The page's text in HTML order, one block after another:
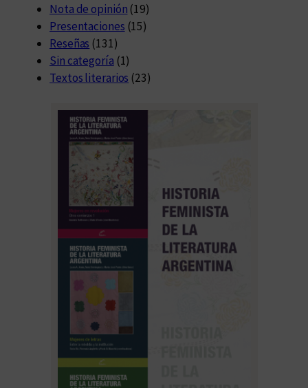
Nota de opinión (19)
Presentaciones (15)
Reseñas (131)
Sin categoría (1)
Textos literarios (23)